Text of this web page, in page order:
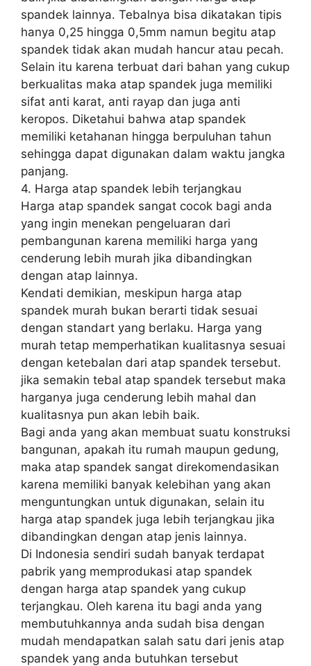
spandek lainnya. Tebalnya bisa dikatakan tipis
hanya 0,25 hingga 0,5mm namun begitu atap
spandek tidak akan mudah hancur atau pecah.
Selain itu karena terbuat dari bahan yang cukup
berkualitas maka atap spandek juga memiliki
sifat anti karat, anti rayap dan juga anti
keropos. Diketahui bahwa atap spandek
memiliki ketahanan hingga berpuluhan tahun
sehingga dapat digunakan dalam waktu jangka
panjang.
4. Harga atap spandek lebih terjangkau
Harga atap spandek sangat cocok bagi anda
yang ingin menekan pengeluaran dari
pembangunan karena memiliki harga yang
cenderung lebih murah jika dibandingkan
dengan atap lainnya.
Kendati demikian, meskipun harga atap
spandek murah bukan berarti tidak sesuai
dengan standart yang berlaku. Harga yang
murah tetap memperhatikan kualitasnya sesuai
dengan ketebalan dari atap spandek tersebut.
jika semakin tebal atap spandek tersebut maka
harganya juga cenderung lebih mahal dan
kualitasnya pun akan lebih baik.
Bagi anda yang akan membuat suatu konstruksi
bangunan, apakah itu rumah maupun gedung,
maka atap spandek sangat direkomendasikan
karena memiliki banyak kelebihan yang akan
menguntungkan untuk digunakan, selain itu
harga atap spandek juga lebih terjangkau jika
dibandingkan dengan atap jenis lainnya.
Di Indonesia sendiri sudah banyak terdapat
pabrik yang memprodukasi atap spandek
dengan harga atap spandek yang cukup
terjangkau. Oleh karena itu bagi anda yang
membutuhkannya anda sudah bisa dengan
mudah mendapatkan salah satu dari jenis atap
spandek yang anda butuhkan tersebut